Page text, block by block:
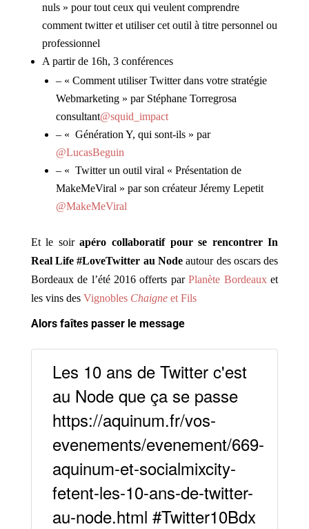
nuls » pour tout ceux qui veulent comprendre
comment twitter et utiliser cet outil à titre personnel ou
professionnel
A partir de 16h, 3 conférences
– « Comment utiliser Twitter dans votre stratégie
Webmarketing » par Stéphane Torregrosa
consultant@squid_impact
– « Génération Y, qui sont-ils » par
@LucasBeguin
– « Twitter un outil viral « Présentation de
MakeMeViral » par son créateur Jéremy Lepetit
@MakeMeViral
Et le soirapéro collaboratif pour se rencontrer In
Real Life #LoveTwitter au Nodeautour des oscars des
Bordeaux de l’été 2016 offerts parPlanète Bordeauxet
les vins des Vignobles Chaigneet Fils
Alors faîtes passer le message
Les 10 ans de Twitter c'est
au Node que ça se passe
https://aquinum.fr/vos-
evenements/evenement/669-
aquinum-et-socialmixcity-
fetent-les-10-ans-de-twitter-
au-node.html #Twitter10Bdx